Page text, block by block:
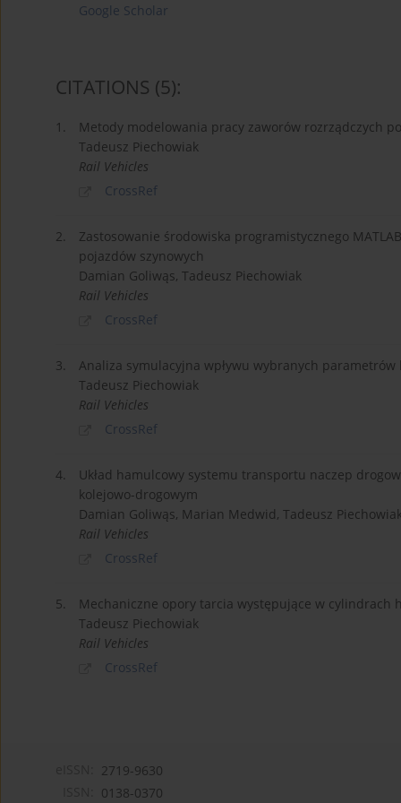
Google Scholar
CITATIONS (5):
1.
Metody modelowania pracy zaworów rozrządczych
Tadeusz Piechowiak
Rail Vehicles
CrossRef
2.
Zastosowanie środowiska programistycznego
pojazdów szynowych
Damian Goliwąs, Tadeusz Piechowiak
Rail Vehicles
CrossRef
3.
Analiza symulacyjna wpływu wybranych
Tadeusz Piechowiak
Rail Vehicles
CrossRef
4.
Układ hamulcowy systemu transportu naczep
kolejowo-drogowym
Damian Goliwąs, Marian Medwid, Tadeusz
Rail Vehicles
CrossRef
5.
Mechaniczne opory tarcia występujące w cylindrach
Tadeusz Piechowiak
Rail Vehicles
CrossRef
2719-9630
0138-0370